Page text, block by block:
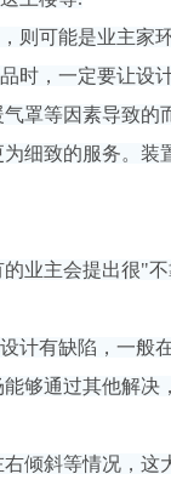
则可能是业主
时，一定要让设
罩等因素导致
细致的服务。
业主会提出很"
有缺陷，一
够通过其他解决
倾斜等情况，